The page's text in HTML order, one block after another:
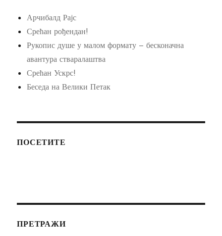
Арчибалд Рајс
Срећан рођендан!
Рукопис душе у малом формату – бесконачна
авантура стваралаштва
Срећан Ускрс!
Беседа на Велики Петак
ПОСЕТИТЕ
ПРЕТРАЖИ